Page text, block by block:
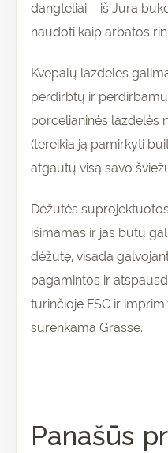
dangteliai – iš Jura
naudoti kaip arbatos
Kvepalų lazdeles
perdirbtų ir
porcelianinės lazdelės
(tereikia ją pamirkyti
atgautų visą savo
Dėžutės
išimamas ir jas būtų
dėžutę, visada
pagamintos ir
turinčioje FSC ir
surenkama Grasse.
Panašūs